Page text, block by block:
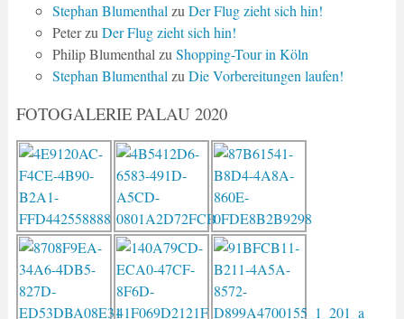
Stephan BlumenthalzuDer Flug zieht sich hin!
PeterzuDer Flug zieht sich hin!
Philip BlumenthalzuShopping-Tour in Köln
Stephan BlumenthalzuDie Vorbereitungen laufen!
FOTOGALERIE PALAU 2020